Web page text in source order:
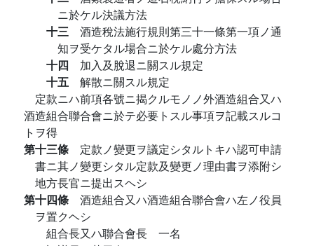
ニ於ケル決議方法
十三 酒造稅法施行規則第三十一條第一項ノ通
知ヲ受ケタル場合ニ於ケル處分方法
十四 加入及脫退ニ關スル規定
十五 解散ニ關スル規定
定款ニハ前項各號ニ揭クルモノノ外酒造組合又ハ
酒造組合聯合會ニ於テ必要トスル事項ヲ記載スルコ
トヲ得
第十三條 定款ノ變更ヲ議定シタルトキハ認可申請
書ニ其ノ變更シタル定款及變更ノ理由書ヲ添附シ
地方長官ニ提出スヘシ
第十四條 酒造組合又ハ酒造組合聯合會ハ左ノ役員
ヲ置クヘシ
組合長又ハ聯合會長 一名